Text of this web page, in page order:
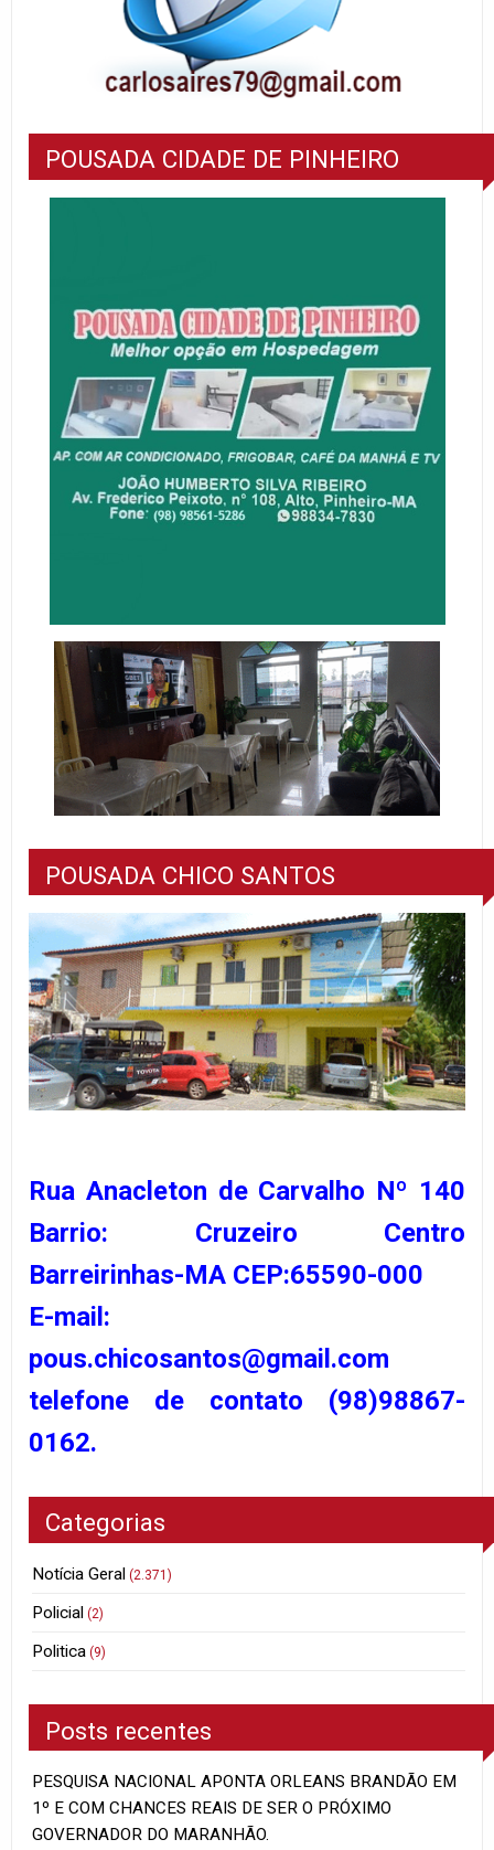
POUSADA CIDADE DE PINHEIRO
POUSADA CHICO SANTOS
Rua Anacleton de Carvalho Nº 140
Barrio: Cruzeiro Centro
Barreirinhas-MA CEP:65590-000
E-mail:
pous.chicosantos@gmail.com
telefone de contato (98)98867-
0162.
Categorias
Notícia Geral (2.371)
Policial (2)
Politica (9)
Posts recentes
PESQUISA NACIONAL APONTA ORLEANS BRANDÃO EM
1º E COM CHANCES REAIS DE SER O PRÓXIMO
GOVERNADOR DO MARANHÃO.